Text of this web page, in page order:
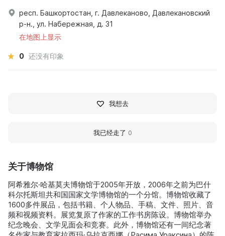
关于博物馆
阿希雅尔·哈基莫夫博物馆于2005年开放，2006年之前为巴什
科尔托斯坦共和国国家文学博物馆的一个分馆。博物馆收藏了
1600多件展品，包括书籍、个人物品、手稿、文件、照片、音
频和视频资料。展览复原了作家的工作书房陈设。博物馆举办
纪念晚会、文学见面会和竞赛。此外，博物馆还有一间纪念著
респ. Башкортостан, г. Давлеканово, Давлекановский
р-н., ул. Набережная, д. 31
在地图上显示
0 还没有印象
我想去
我已经走了 0